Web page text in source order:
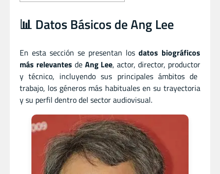
📊 Datos Básicos de Ang Lee
En esta sección se presentan los datos biográficos
más relevantes de Ang Lee, actor,director, productor
ytécnico, incluyendo sus principales ámbitos de
trabajo, los géneros más habituales en su trayectoria
y su perfil dentro del sector audiovisual.